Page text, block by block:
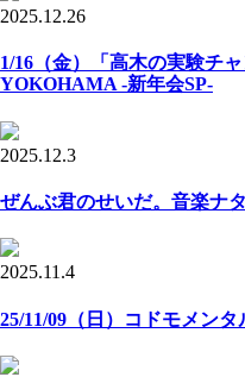
2025.12.26
1/16（金）「高木の実験チ
YOKOHAMA -新年会SP-
2025.12.3
ぜんぶ君のせいだ。音楽ナ
2025.11.4
25/11/09（日）コドモメン